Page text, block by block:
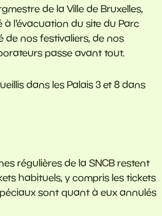
de la Ville de Bruxelles,
à l'évacuation du site du Parc
de nos festivaliers, de nos
passe avant tout.
dans les Palais 3 et 8 dans
régulières de la SNCB restent
habituels, y compris les tickets
sont quant à eux annulés